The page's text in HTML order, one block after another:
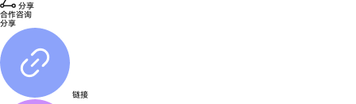
分享
合作咨询
分享
链接